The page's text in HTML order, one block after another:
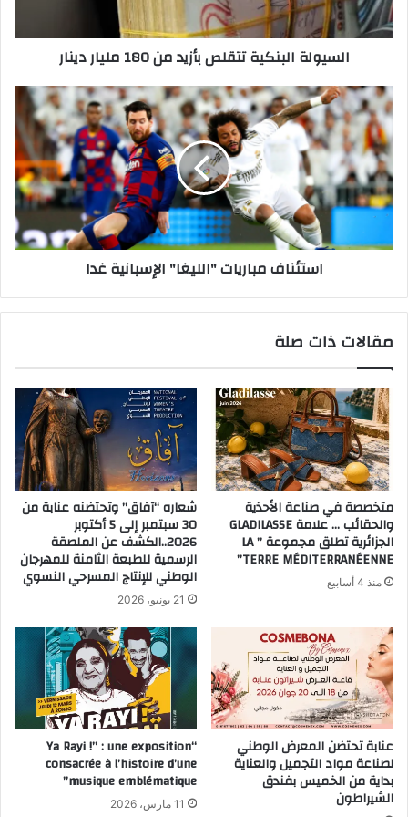
ت
ر
ي
السيولة البنكية تتقلص بأزيد من 180 مليار دينار
استئناف مباريات "الليغا" الإسبانية غدا
مقالات ذات صلة
متخصصة في صناعة الأحذية
والحقائب … علامة GLADILASSE
الجزائرية تطلق مجموعة ” LA
TERRE MÉDITERRANÉENNE”
منذ 4 أسابيع
شعاره “آفاق” وتحتضنه عنابة من
30 سبتمبر إلى 5 أكتوبر
2026..الكشف عن الملصقة
الرسمية للطبعة الثامنة للمهرجان
الوطني للإنتاج المسرحي النسوي
21 يونيو، 2026
عنابة تحتضن المعرض الوطني
لصناعة مواد التجميل والعناية
بداية من الخميس بفندق
الشيراطون
“Ya Rayi !” : une exposition
consacrée à l’histoire d’une
musique emblématique”
11 مارس، 2026